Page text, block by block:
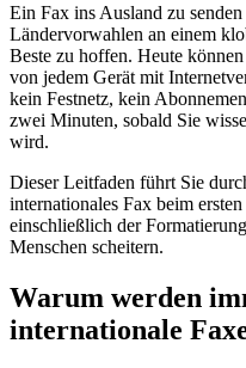
Ein Fax ins Ausland zu
Ländervorwahlen an einem
Beste zu hoffen. Heute
von jedem Gerät mit
kein Festnetz, kein
zwei Minuten, sobald Sie
wird.
Dieser Leitfaden führt Sie
internationales Fax beim
einschließlich der
Menschen scheitern.
Warum werden
internationale